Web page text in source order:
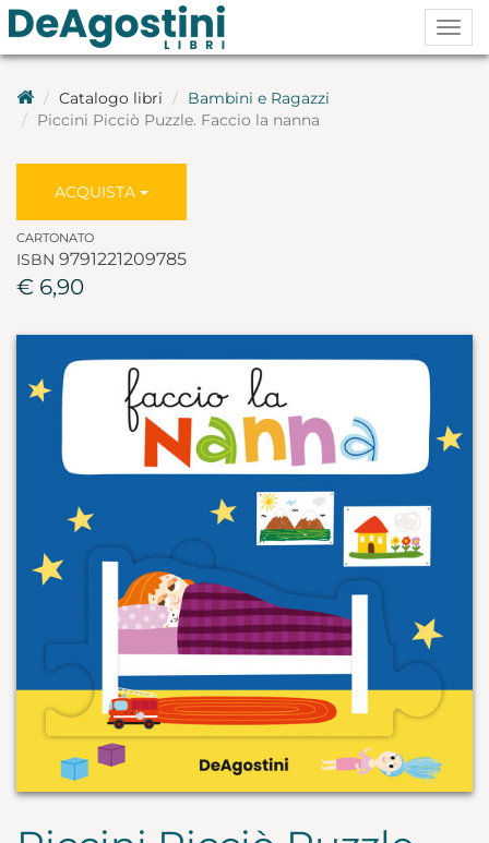
Catalogo libri
Bambini e Ragazzi
Piccini Picciò Puzzle. Faccio la nanna
ACQUISTA
CARTONATO
ISBN 9791221209785
€ 6,90